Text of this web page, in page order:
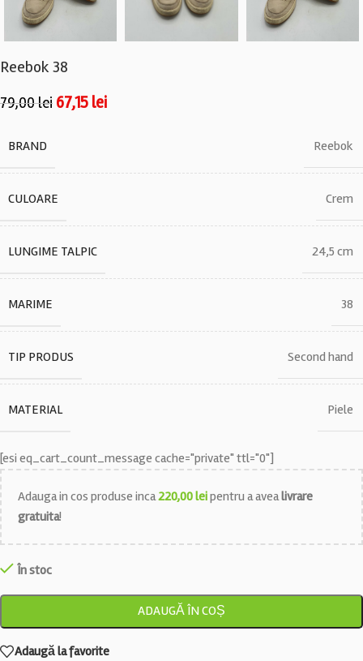
Reebok 38
79,00lei 67,15 lei
BRAND Reebok
CULOARE Crem
LUNGIME TALPIC 24,5 cm
MARIME 38
TIP PRODUS Second hand
MATERIAL Piele
[esi eq_cart_count_message cache="private" ttl="0"]
Adauga in cos produse inca220,00leipentru a avealivrare
gratuita!
În stoc
ADAUGĂ ÎN COȘ
Adaugă la favorite